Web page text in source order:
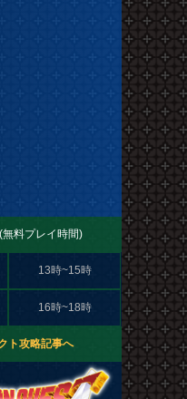
料プレイ時間)
13時~15時
16時~18時
ト攻略記事へ